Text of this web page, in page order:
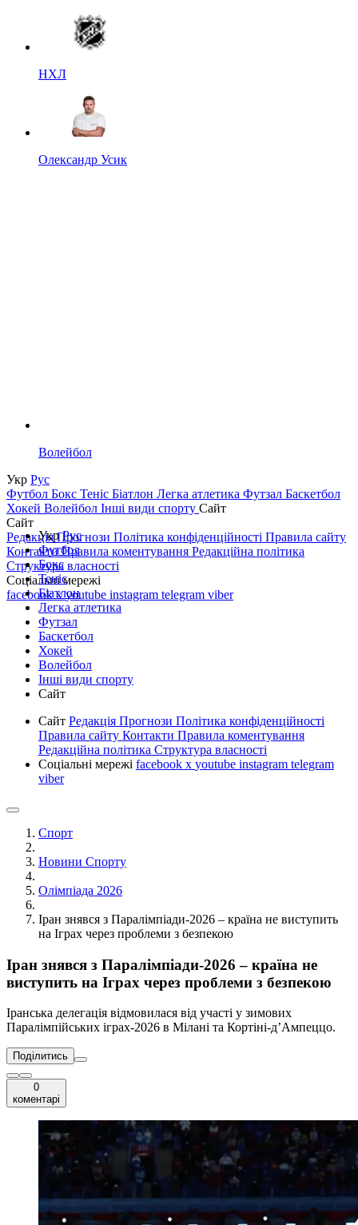
НХЛ
Олександр Усик
Волейбол
Укр Рус
Футбол Бокс Теніс Біатлон Легка атлетика Футзал Баскетбол
Хокей Волейбол Інші види спорту Сайт
Сайт
РедакціяПрогнози Політика конфіденційності Правила сайту
КонтактиПравила коментування Редакційна політика
Структура власності
Соціальні мережі
facebookxyoutube instagram telegram viber
УкрРус
Футбол
Бокс
Теніс
Біатлон
Легка атлетика
Футзал
Баскетбол
Хокей
Волейбол
Інші види спорту
Сайт
Сайт Редакція Прогнози Політика конфіденційності
Правила сайту Контакти Правила коментування
Редакційна політика Структура власності
Соціальні мережі facebook x youtube instagram telegram
viber
Спорт
Новини Спорту
Олімпіада 2026
Іран знявся з Паралімпіади-2026 – країна не виступить
на Іграх через проблеми з безпекою
Іран знявся з Паралімпіади-2026 – країна не
виступить на Іграх через проблеми з безпекою
Іранська делегація відмовилася від участі у зимових
Паралімпійських іграх-2026 в Мілані та Кортіні-д’Ампеццо.
Поділитись
0
коментарі